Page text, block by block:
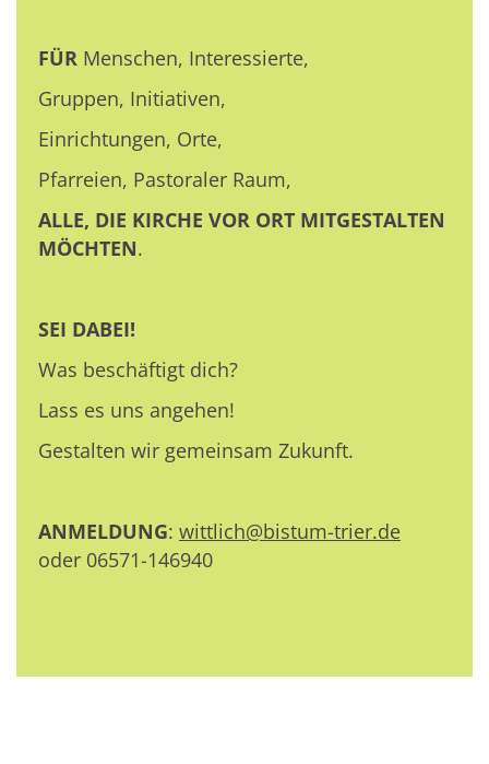
FÜR Menschen, Interessierte,
Gruppen, Initiativen,
Einrichtungen, Orte,
Pfarreien, Pastoraler Raum,
ALLE, DIE KIRCHE VOR ORT MITGESTALTEN
MÖCHTEN.
SEI DABEI!
Was beschäftigt dich?
Lass es uns angehen!
Gestalten wir gemeinsam Zukunft.
ANMELDUNG: wittlich@bistum-trier.de
oder 06571-146940